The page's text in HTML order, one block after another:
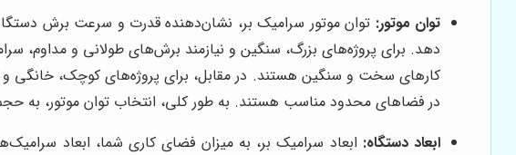
توان موتور: توان موتور سرامیک بر، نشان‌دهنده قدرت و سرعت برش
کارهای سخت و سنگین هستند. در مقابل، برای پروژه‌های کوچک، خانگی و
در فضاهای محدود مناسب هستند. به طور کلی، انتخاب توان موتور، به
ابعاد دستگاه: ابعاد سرامیک بر، به میزان فضای کاری شما، ابعاد